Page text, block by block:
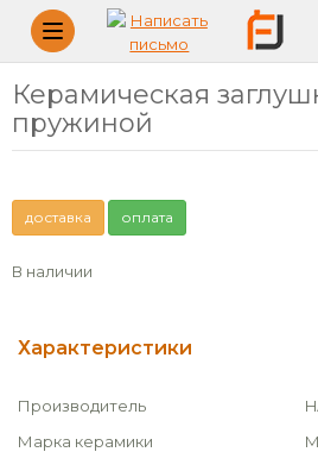
Меню
Керамическая
пружиной
доставка оплата
В наличии
Характеристики
Производитель
Марка керамики